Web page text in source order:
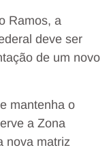
Ramos, a
deve ser
de um novo
mantenha o
a Zona
nova matriz